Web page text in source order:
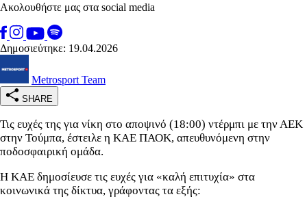
Ακολουθήστε μας στα social media
Δημοσιεύτηκε: 19.04.2026
Metrosport Team
SHARE
Τις ευχές της για νίκη στο αποψινό (18:00) ντέρμπι με την ΑΕΚ
στην Τούμπα, έστειλε η ΚΑΕ ΠΑΟΚ, απευθυνόμενη στην
ποδοσφαιρική ομάδα.
Η ΚΑΕ δημοσίευσε τις ευχές για «καλή επιτυχία» στα
κοινωνικά της δίκτυα, γράφοντας τα εξής: